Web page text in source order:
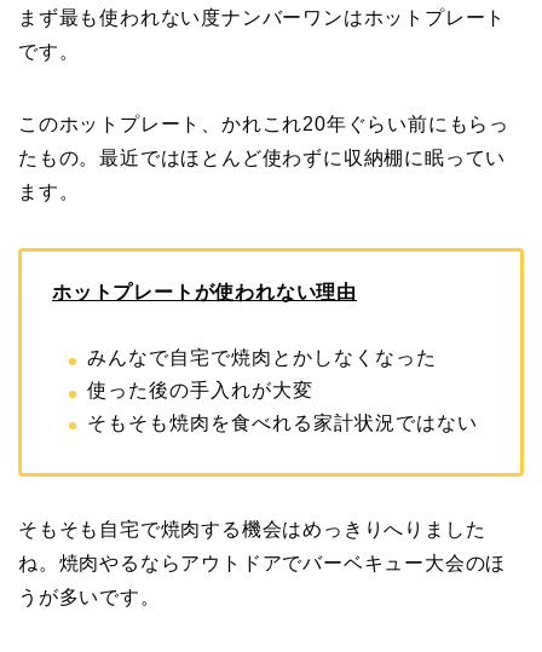
まず最も使われない度ナンバーワンはホットプレート
です。
このホットプレート、かれこれ20年ぐらい前にもらっ
たもの。最近ではほとんど使わずに収納棚に眠ってい
ます。
ホットプレートが使われない理由
みんなで自宅で焼肉とかしなくなった
使った後の手入れが大変
そもそも焼肉を食べれる家計状況ではない
そもそも自宅で焼肉する機会はめっきりへりました
ね。焼肉やるならアウトドアでバーベキュー大会のほ
うが多いです。